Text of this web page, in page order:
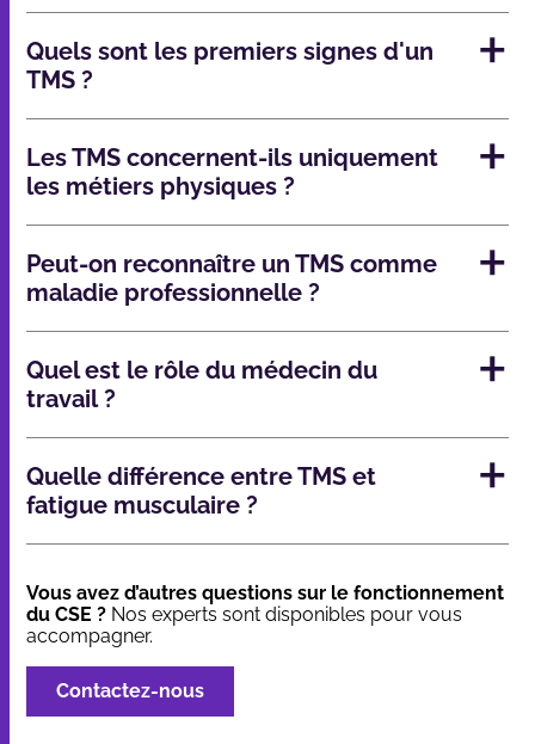
Quels sont les premiers signes d'un
TMS ?
Les TMS concernent-ils uniquement
les métiers physiques ?
Peut-on reconnaître un TMS comme
maladie professionnelle ?
Quel est le rôle du médecin du
travail ?
Quelle différence entre TMS et
fatigue musculaire ?
Vous avez d’autres questions sur le fonctionnement
du CSE ? Nos experts sont disponibles pour vous
accompagner.
Contactez-nous